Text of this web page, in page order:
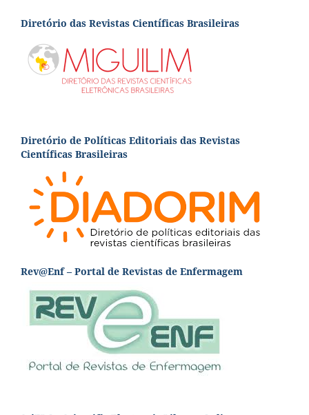
Diretório das Revistas Científicas Brasileiras
Diretório de Políticas Editoriais das Revistas
Científicas Brasileiras
Rev@Enf – Portal de Revistas de Enfermagem